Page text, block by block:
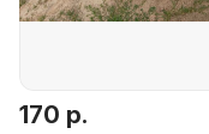
170 р.